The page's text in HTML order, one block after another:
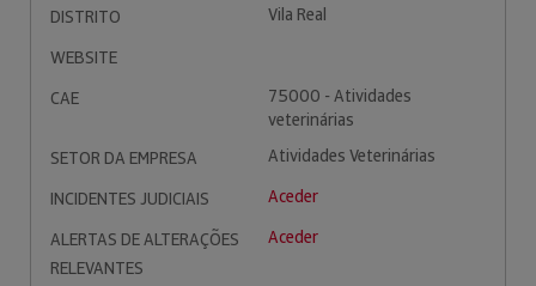
DISTRITO
Vila Real
WEBSITE
CAE
75000 - Atividades
veterinárias
SETOR DA EMPRESA
Atividades Veterinárias
INCIDENTES JUDICIAIS
Aceder
ALERTAS DE ALTERAÇÕES
RELEVANTES
Aceder